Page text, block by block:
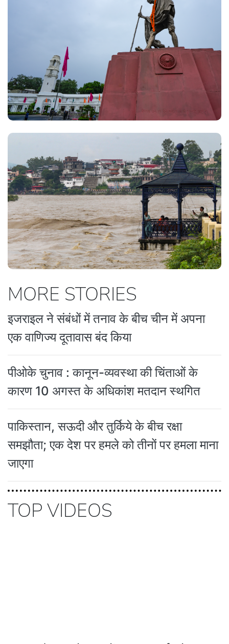
MORE STORIES
इजराइल ने संबंधों में तनाव के बीच चीन में अपना
एक वाणिज्य दूतावास बंद किया
पीओके चुनाव : कानून-व्यवस्था की चिंताओं के
कारण 10 अगस्त के अधिकांश मतदान स्थगित
पाकिस्तान, सऊदी और तुर्किये के बीच रक्षा
समझौता; एक देश पर हमले को तीनों पर हमला माना
जाएगा
TOP VIDEOS